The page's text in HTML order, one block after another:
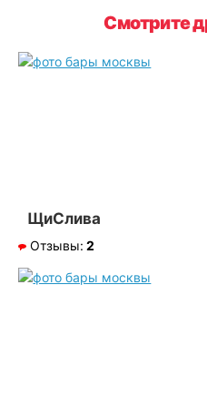
Смотрите
ЩиСлива
Отзывы: 2